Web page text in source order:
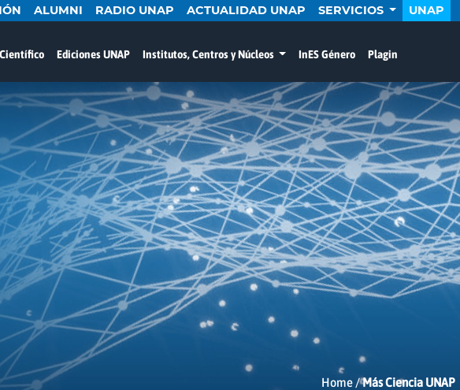
ALUMNI RADIO UNAP ACTUALIDAD UNAP SERVICIOS UNAP
Ediciones UNAP Institutos, Centros y Núcleos InES Género Plagin
Home /Más Ciencia UNAP